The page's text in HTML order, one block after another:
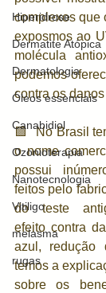
Hiperidrose
Dermatite Atópica
Dermatologia
Óleos essenciais
Canabidiol
Ozonioterapia
Nanotecnologia
Vitiligo
melasma
rugas
complexos que
exposmos ao
molécula
podemos
contra os
🟪  No Brasil
o nome
possui
feitos pelo
do teste
efeito contra
azul, redução
temos a
sobre os